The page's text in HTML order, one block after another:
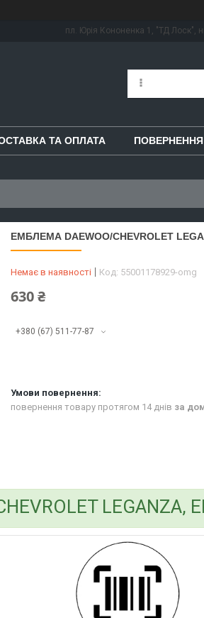
пл. Юрія Кононенка 1, "ТД Лоск",
ТА ОПЛАТА
ЕМБЛЕМА DAEWOO/CHEVROLET
Немає в наявності Код: 55001178929-omg
630 ₴
+380 (67) 511-77-87
повернення товару протягом 14 днів за
LEGANZA,